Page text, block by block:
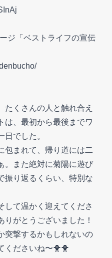
ジ「ベストライフの宣伝
たくさんの人と触れ合え
は、最初から最後までワ
日でした。
包まれて、帰り道には二
。また絶対に菊陽に遊び
振り返るくらい、特別な
して温かく迎えてくださ
りがとうございました！
突撃するかもしれないの
くださいね〜🐥🐥